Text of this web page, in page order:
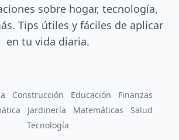
sobre hogar, tecnología,
Tips útiles y fáciles de aplicar
en tu vida diaria.
Construcción Educación
Finanzas
Jardinería Matemáticas
Salud
Tecnología